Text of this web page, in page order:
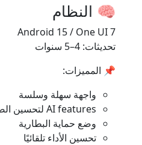
🧠 النظام
Android 15 / One UI 7
تحديثات: 4–5 سنوات
📌 المميزات:
واجهة سهلة وسلسة
AI features لتحسين الصور
وضع حماية البطارية
تحسين الأداء تلقائيًا